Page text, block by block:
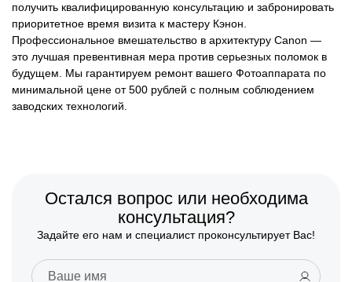
получить квалифицированную консультацию и забронировать
приоритетное время визита к мастеру Кэнон.
Профессиональное вмешательство в архитектуру Canon —
это лучшая превентивная мера против серьезных поломок в
будущем. Мы гарантируем ремонт вашего Фотоаппарата по
минимальной цене от 500 рублей с полным соблюдением
заводских технологий.
Остался вопрос или необходима
консультация?
Задайте его нам и специалист проконсультирует Вас!